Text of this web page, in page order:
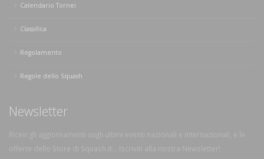
Calendario Tornei
Classifica
Regolamento
Regole dello Squash
Newsletter
Ricevi gli aggiornamenti sugli ultimi eventi nazionali e internazionali, e le
offerte dello Store di Squash.it... Iscriviti alla nostra Newsletter!